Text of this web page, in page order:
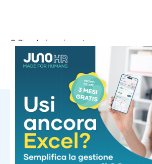
© Riproduzione riservata
NOTIZIE CORRELATE
Ultima ora
Comunali a Milano,
nostro candidato
Burgio”